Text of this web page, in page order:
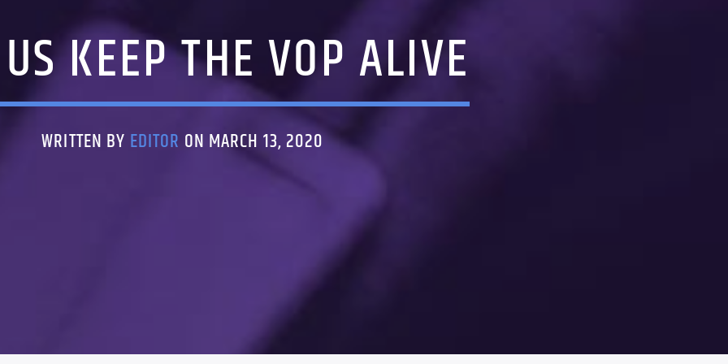
KEEP THE VOP ALIVE
WRITTEN BY EDITOR ON MARCH 13, 2020